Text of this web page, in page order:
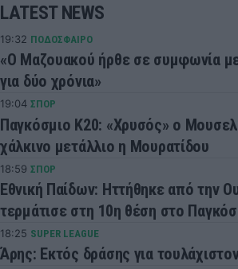
LATEST NEWS
19:32 ΠΟΔΟΣΦΑΙΡΟ
«Ο Μαζουακού ήρθε σε συμφωνία
για δύο χρόνια»
19:04 ΣΠΟΡ
Παγκόσμιο Κ20: «Χρυσός» ο
χάλκινο μετάλλιο η Μουρατίδου
18:59 ΣΠΟΡ
Εθνική Παίδων: Ηττήθηκε από την
τερμάτισε στη 10η θέση στο
18:25 SUPER LEAGUE
Άρης: Εκτός δράσης για